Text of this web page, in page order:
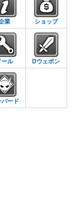
業 ショップ
ール Dウェポン
バード